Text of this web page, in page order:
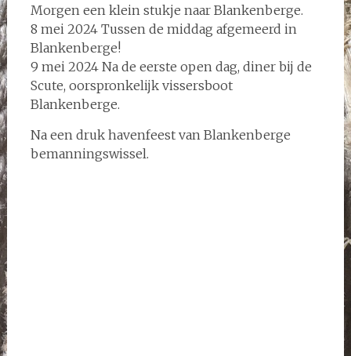
Morgen een klein stukje naar Blankenberge.
8 mei 2024 Tussen de middag afgemeerd in
Blankenberge!
9 mei 2024 Na de eerste open dag, diner bij de
Scute, oorspronkelijk vissersboot
Blankenberge.
Na een druk havenfeest van Blankenberge
bemanningswissel.